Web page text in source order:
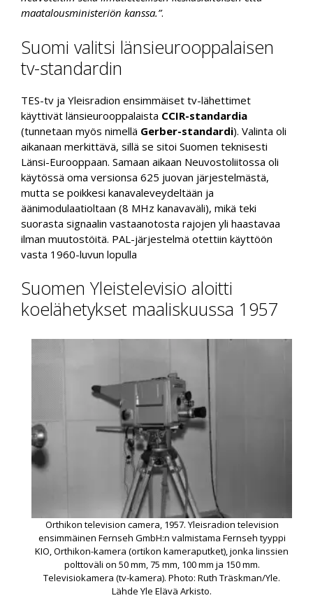
maatalousministeriön kanssa.”.
Suomi valitsi länsieurooppalaisen
tv-standardin
TES-tv ja Yleisradion ensimmäiset tv-lähettimet
käyttivät länsieurooppalaista CCIR-standardia
(tunnetaan myös nimellä Gerber-standardi). Valinta oli
aikanaan merkittävä, sillä se sitoi Suomen teknisesti
Länsi-Eurooppaan. Samaan aikaan Neuvostoliitossa oli
käytössä oma versionsa 625 juovan järjestelmästä,
mutta se poikkesi kanavaleveydeltään ja
äänimodulaatioltaan (8 MHz kanavaväli), mikä teki
suorasta signaalin vastaanotosta rajojen yli haastavaa
ilman muutostöitä. PAL-järjestelmä otettiin käyttöön
vasta 1960-luvun lopulla
Suomen Yleistelevisio aloitti
koelähetykset maaliskuussa 1957
Orthikon television camera, 1957. Yleisradion television
ensimmäinen Fernseh GmbH:n valmistama Fernseh tyyppi
KIO, Orthikon-kamera (ortikon kameraputket), jonka linssien
polttoväli on 50 mm, 75 mm, 100 mm ja 150 mm.
Televisiokamera (tv-kamera). Photo: Ruth Träskman/Yle.
Lähde Yle Elävä Arkisto.